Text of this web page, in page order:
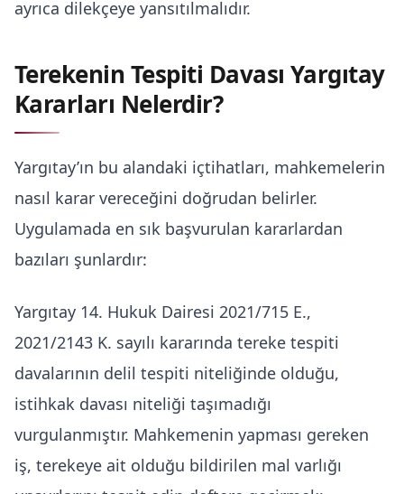
ayrıca dilekçeye yansıtılmalıdır.
Terekenin Tespiti Davası Yargıtay
Kararları Nelerdir?
Yargıtay’ın bu alandaki içtihatları, mahkemelerin
nasıl karar vereceğini doğrudan belirler.
Uygulamada en sık başvurulan kararlardan
bazıları şunlardır:
Yargıtay 14. Hukuk Dairesi 2021/715 E.,
2021/2143 K. sayılı kararında tereke tespiti
davalarının delil tespiti niteliğinde olduğu,
istihkak davası niteliği taşımadığı
vurgulanmıştır. Mahkemenin yapması gereken
iş, terekeye ait olduğu bildirilen mal varlığı